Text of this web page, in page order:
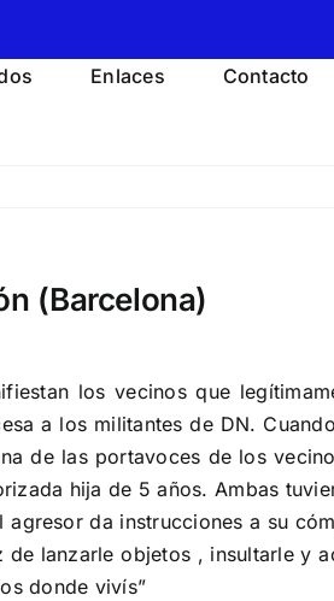
Enlaces Contacto
(Barcelona)
los vecinos que
a los militantes de DN.
de las portavoces de los
hija de 5 años. Ambas
da instrucciones a su
lanzarle objetos , insultarle y
donde vivís”